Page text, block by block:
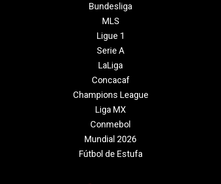
Bundesliga
MLS
Ligue 1
Serie A
LaLiga
Concacaf
Champions League
Liga MX
Conmebol
Mundial 2026
Fútbol de Estufa